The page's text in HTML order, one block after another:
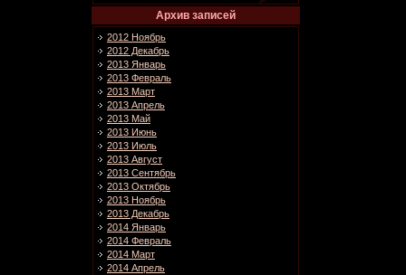
Архив записей
2012 Ноябрь
2012 Декабрь
2013 Январь
2013 Февраль
2013 Март
2013 Апрель
2013 Май
2013 Июнь
2013 Июль
2013 Август
2013 Сентябрь
2013 Октябрь
2013 Ноябрь
2013 Декабрь
2014 Январь
2014 Февраль
2014 Март
2014 Апрель